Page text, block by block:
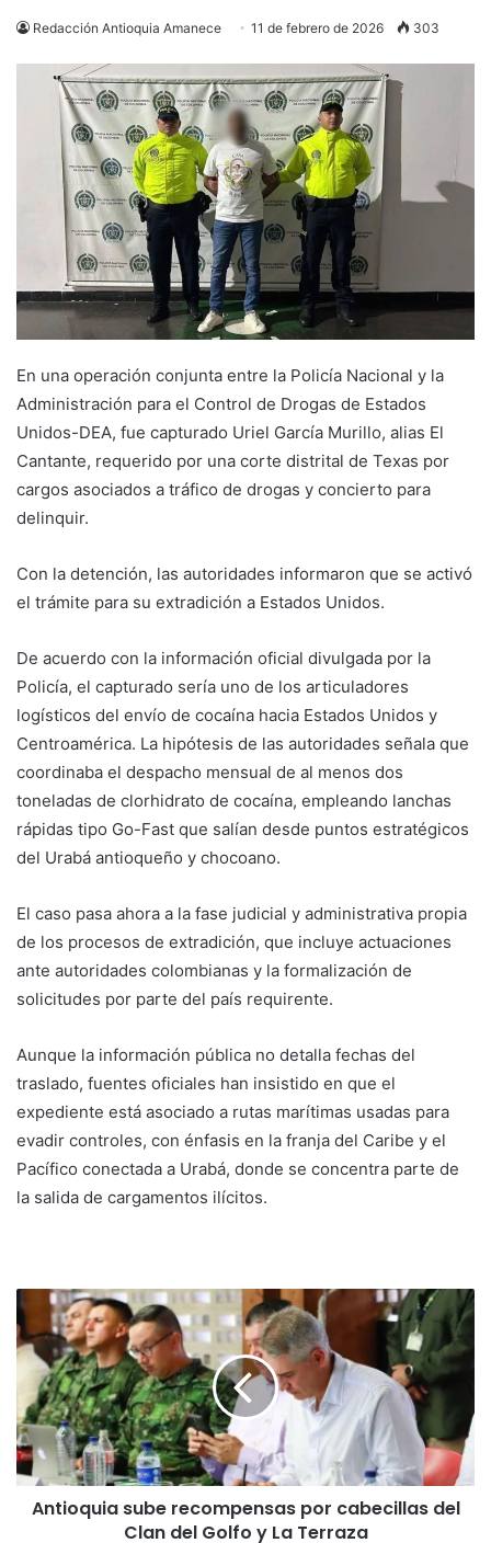
Redacción Antioquia Amanece 11 de febrero de 2026 303
En una operación conjunta entre la Policía Nacional y la
Administración para el Control de Drogas de Estados
Unidos-DEA, fue capturado Uriel García Murillo, alias El
Cantante, requerido por una corte distrital de Texas por
cargos asociados a tráfico de drogas y concierto para
delinquir.
Con la detención, las autoridades informaron que se activó
el trámite para su extradición a Estados Unidos.
De acuerdo con la información oficial divulgada por la
Policía, el capturado sería uno de los articuladores
logísticos del envío de cocaína hacia Estados Unidos y
Centroamérica. La hipótesis de las autoridades señala que
coordinaba el despacho mensual de al menos dos
toneladas de clorhidrato de cocaína, empleando lanchas
rápidas tipo Go-Fast que salían desde puntos estratégicos
del Urabá antioqueño y chocoano.
El caso pasa ahora a la fase judicial y administrativa propia
de los procesos de extradición, que incluye actuaciones
ante autoridades colombianas y la formalización de
solicitudes por parte del país requirente.
Aunque la información pública no detalla fechas del
traslado, fuentes oficiales han insistido en que el
expediente está asociado a rutas marítimas usadas para
evadir controles, con énfasis en la franja del Caribe y el
Pacífico conectada a Urabá, donde se concentra parte de
la salida de cargamentos ilícitos.
Antioquia sube recompensas por cabecillas del
Clan del Golfo y La Terraza